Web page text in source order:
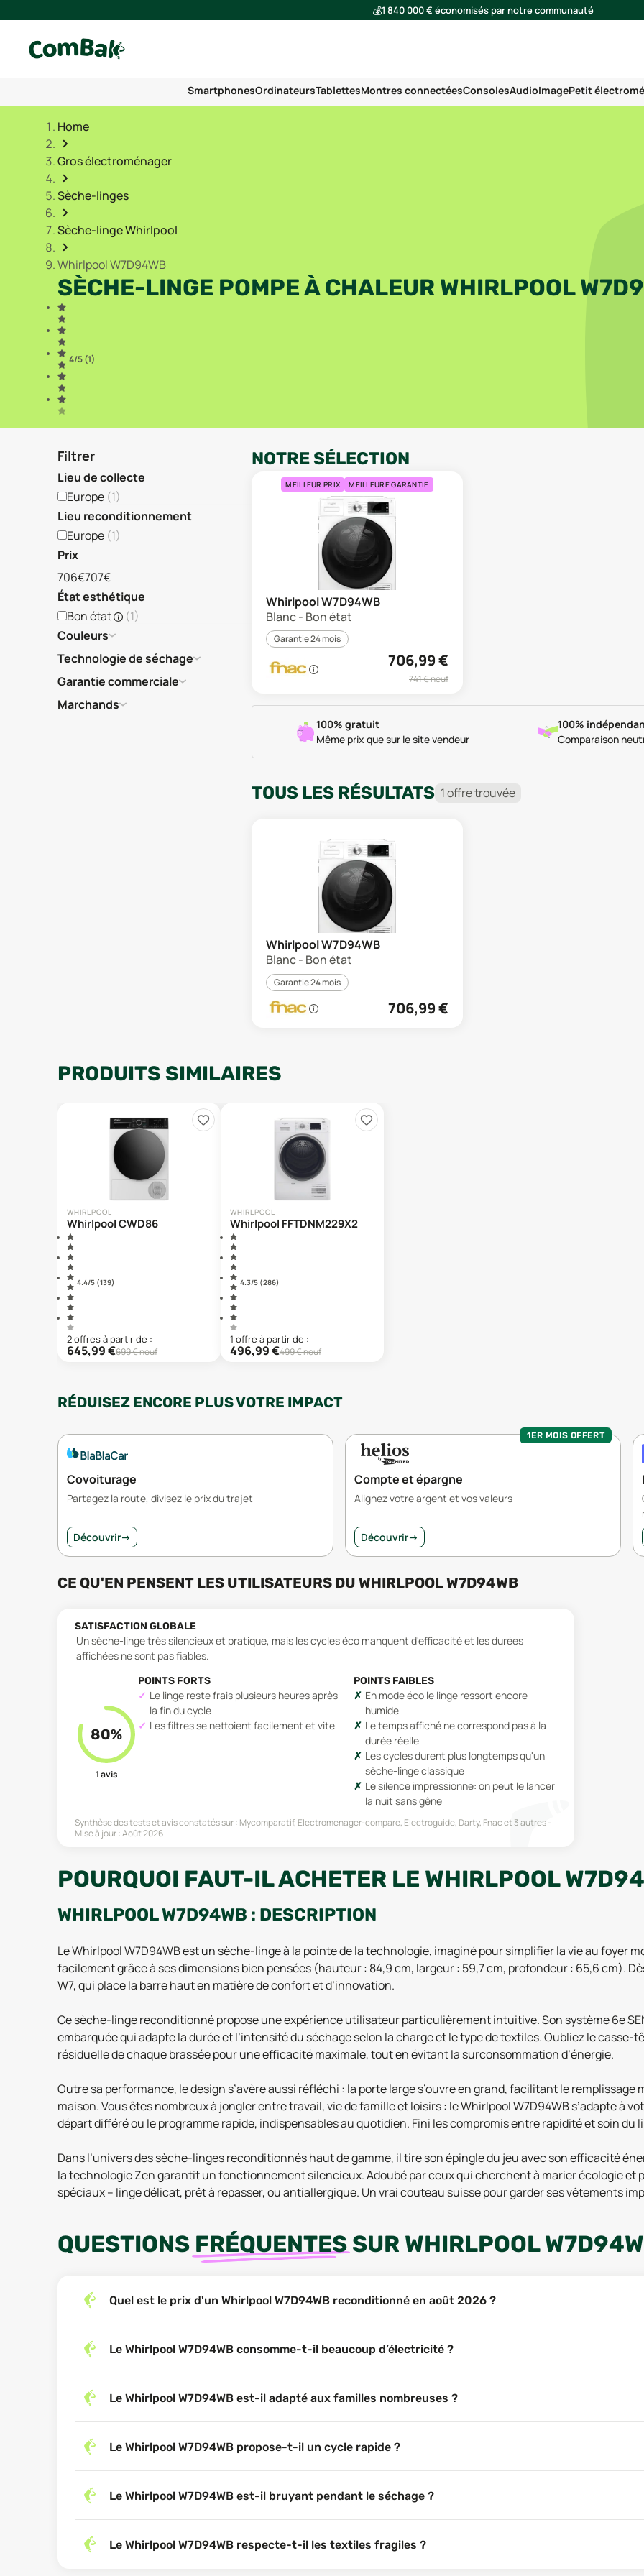
💰1 840 000 € économisés par notre communauté
SmartphonesOrdinateursTablettesMontres connectéesConsolesAudioImagePetit
Home
Gros électroménager
Sèche-linges
Sèche-linge Whirlpool
Whirlpool W7D94WB
SÈCHE-LINGE POMPE À CHALEUR WHIRLPOOL
4/5 (1)
Filtrer
Lieu de collecte
Europe (1)
Lieu reconditionnement
Europe (1)
Prix
706€707€
État esthétique
Bon état
(1)
Couleurs
Technologie de séchage
Garantie commerciale
Marchands
NOTRE SÉLECTION
MEILLEUR PRIX MEILLEURE GARANTIE
Whirlpool W7D94WB
Blanc - Bon état
Garantie 24 mois
706,99€
741€ neuf
100% gratuit
Même prix que sur le site vendeur
100%
Comparaison
TOUS LES RÉSULTATS 1offretrouvée
Whirlpool W7D94WB
Blanc - Bon état
Garantie 24 mois
706,99€
PRODUITS SIMILAIRES
WHIRLPOOL
Whirlpool CWD86
4.4/5 (139)
2offresà partir de :
645,99€699€ neuf
WHIRLPOOL
Whirlpool FFTDNM229X2
4.3/5 (286)
1 offre à partir de :
496,99€499€ neuf
RÉDUISEZ ENCORE PLUS VOTRE IMPACT
Covoiturage
Partagez la route, divisez le prix du trajet
Découvrir→
1ER MOIS OFFERT
Compte et épargne
Alignez votre argent et vos valeurs
Découvrir→
CE QU'EN PENSENT LES UTILISATEURS DU WHIRLPOOL W7D94WB
SATISFACTION GLOBALE
Un sèche-linge très silencieux et pratique, mais les cycles éco manquent d'efficacité et les durées
affichées ne sont pas fiables.
80%
1avis
POINTS FORTS
Le linge reste frais plusieurs heures après
la fin du cycle
Les filtres se nettoient facilement et vite
POINTS FAIBLES
En mode éco le linge ressort encore
humide
Le temps affiché ne correspond pas à la
durée réelle
Les cycles durent plus longtemps qu'un
sèche-linge classique
Le silence impressionne: on peut le lancer
la nuit sans gêne
Synthèse des tests et avis constatés sur : Mycomparatif, Electromenager-compare, Electroguide, Darty, Fnacet 3 autres
Mise à jour :Août 2026
POURQUOI FAUT-IL ACHETER LE WHIRLPOOL
WHIRLPOOL W7D94WB : DESCRIPTION
Le Whirlpool W7D94WB est un sèche-linge à la pointe de la technologie, imaginé pour simplifier la vie au foyer
facilement grâce à ses dimensions bien pensées (hauteur : 84,9 cm, largeur : 59,7 cm, profondeur : 65,6 cm).
W7, qui place la barre haut en matière de confort et d’innovation.
Ce sèche-linge reconditionné propose une expérience utilisateur particulièrement intuitive. Son système 6e
embarquée qui adapte la durée et l’intensité du séchage selon la charge et le type de textiles. Oubliez le casse-
résiduelle de chaque brassée pour une efficacité maximale, tout en évitant la surconsommation d’énergie.
Outre sa performance, le design s’avère aussi réfléchi : la porte large s’ouvre en grand, facilitant le remplissage
maison. Vous êtes nombreux à jongler entre travail, vie de famille et loisirs : le Whirlpool W7D94WB s’adapte à
départ différé ou le programme rapide, indispensables au quotidien. Fini les compromis entre rapidité et soin du
Dans l’univers des sèche-linges reconditionnés haut de gamme, il tire son épingle du jeu avec son efficacité
la technologie Zen garantit un fonctionnement silencieux. Adoubé par ceux qui cherchent à marier écologie et
spéciaux – linge délicat, prêt à repasser, ou antiallergique. Un vrai couteau suisse pour garder ses vêtements
QUESTIONS FRÉQUENTES SUR WHIRLPOOL
Quel est le prix d'un Whirlpool W7D94WB reconditionné en août 2026 ?
Le Whirlpool W7D94WB consomme-t-il beaucoup d’électricité ?
Le Whirlpool W7D94WB est-il adapté aux familles nombreuses ?
Le Whirlpool W7D94WB propose-t-il un cycle rapide ?
Le Whirlpool W7D94WB est-il bruyant pendant le séchage ?
Le Whirlpool W7D94WB respecte-t-il les textiles fragiles ?